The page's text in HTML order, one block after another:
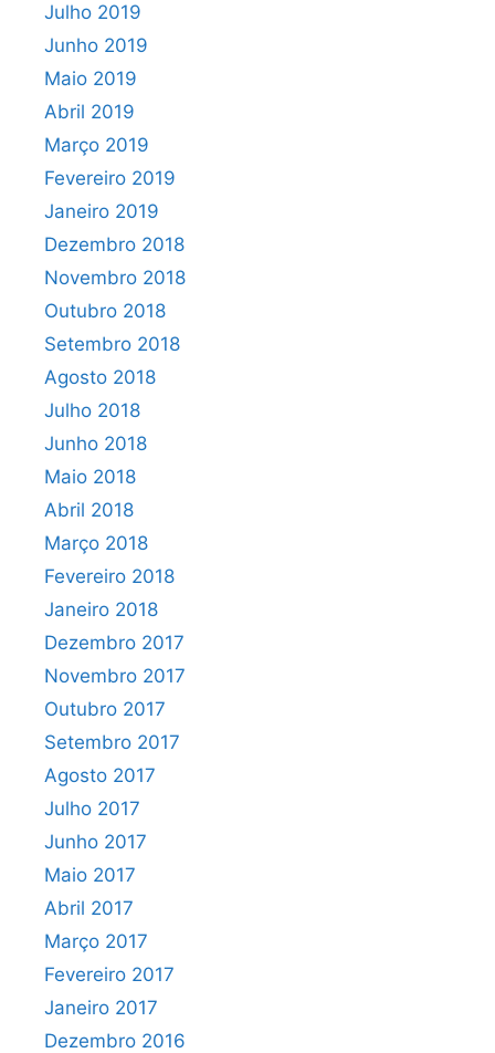
Julho 2019
Junho 2019
Maio 2019
Abril 2019
Março 2019
Fevereiro 2019
Janeiro 2019
Dezembro 2018
Novembro 2018
Outubro 2018
Setembro 2018
Agosto 2018
Julho 2018
Junho 2018
Maio 2018
Abril 2018
Março 2018
Fevereiro 2018
Janeiro 2018
Dezembro 2017
Novembro 2017
Outubro 2017
Setembro 2017
Agosto 2017
Julho 2017
Junho 2017
Maio 2017
Abril 2017
Março 2017
Fevereiro 2017
Janeiro 2017
Dezembro 2016